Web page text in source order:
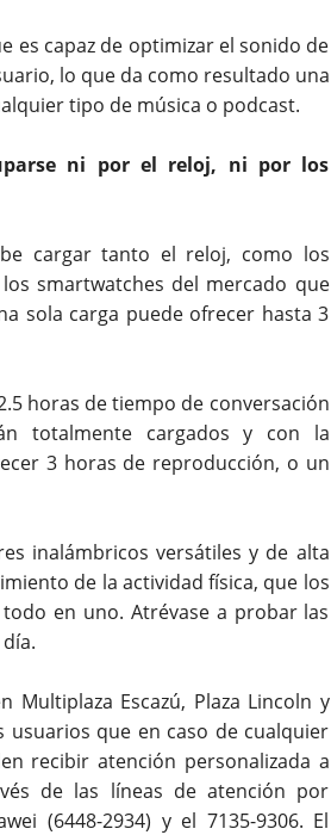
es capaz de optimizar el sonido de
lo que da como resultado una
tipo de música o podcast.
ni por el reloj, ni por los
cargar tanto el reloj, como los
smartwatches del mercado que
sola carga puede ofrecer hasta 3
horas de tiempo de conversación
totalmente cargados y con la
3 horas de reproducción, o un
inalámbricos versátiles y de alta
de la actividad física, que los
en uno. Atrévase a probar las
Escazú, Plaza Lincoln y
usuarios que en caso de cualquier
recibir atención personalizada a
de las líneas de atención por
(6448-2934) y el 7135-9306. El